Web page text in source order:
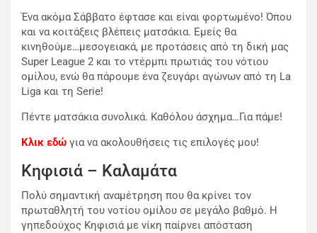
Ένα ακόμα Σάββατο έφτασε και είναι φορτωμένο! Όπου
και να κοιτάξεις βλέπεις ματσάκια. Εμείς θα
κινηθούμε…μεσογειακά, με προτάσεις από τη δική μας
Super League 2 και το ντέρμπι πρωτιάς του νότιου
ομίλου, ενώ θα πάρουμε ένα ζευγάρι αγώνων από τη La
Liga και τη Serie!
Πέντε ματσάκια συνολικά. Καθόλου άσχημα…Για πάμε!
Κλικ εδώ για να ακολουθήσεις τις επιλογές μου!
Κηφισιά – Καλαμάτα
Πολύ σημαντική αναμέτρηση που θα κρίνει τον
πρωταθλητή του νοτίου ομίλου σε μεγάλο βαθμό. Η
γηπεδούχος Κηφισιά με νίκη παίρνει απόσταση